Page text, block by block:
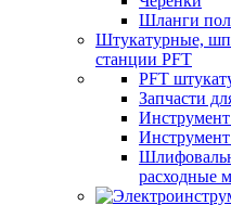
Шланги
Штукатурные,
станции PFT
PFT
Запчасти
расходные